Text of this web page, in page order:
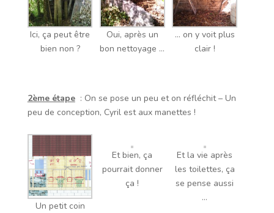
Ici, ça peut être
bien non ?
Oui, après un
bon nettoyage …
… on y voit plus
clair !
2ème étape: On se pose un peu et on réfléchit – Un
peu de conception, Cyril est aux manettes !
Un petit coin
Et bien, ça
pourrait donner
ça !
Et la vie après
les toilettes, ça
se pense aussi
…